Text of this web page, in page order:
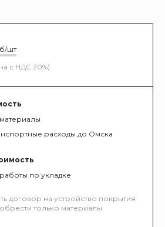
шт
с НДС 20%)
расходы до Омска
по укладке
договор на устройство покрытия
только материалы